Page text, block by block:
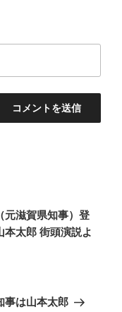
元滋賀県知事）登
本太郎 街頭演説よ
は山本太郎